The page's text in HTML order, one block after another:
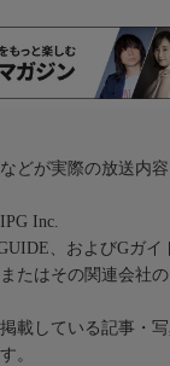
どが実際の放送内
Inc.
、およびGガイ
たはその関連会社
載している記事・
。